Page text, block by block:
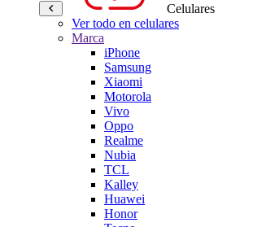
Celulares
Ver todo en celulares
Marca
iPhone
Samsung
Xiaomi
Motorola
Vivo
Oppo
Realme
Nubia
TCL
Kalley
Huawei
Honor